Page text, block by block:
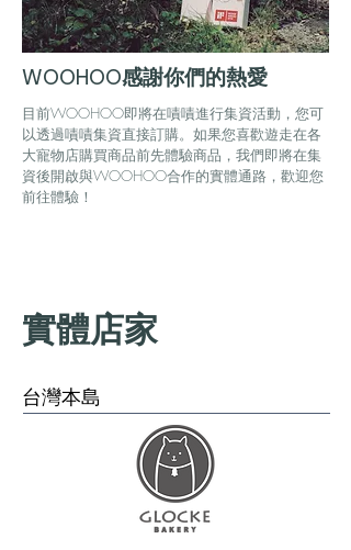
WOOHOO感謝你們的熱愛
目前WOOHOO即將在嘖嘖進行集資活動，您可
以透過嘖嘖集資直接訂購。如果您喜歡遊走在各
大寵物店購買商品前先體驗商品，我們即將在集
資後開啟與WOOHOO合作的實體通路，歡迎您
前往體驗！
實體店家
​台灣本島